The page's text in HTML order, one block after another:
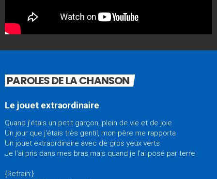
PAROLES DE LA CHANSON
Le jouet extraordinaire
Quand j'étais un petit garçon, plein de vie et de joie
Un jour que j'étais très gentil, mon père me rapporta
Un jouet extraordinaire avec de gros yeux verts
Je l'ai pris dans mes bras mais quand je l'ai posé par terre
{Refrain:}